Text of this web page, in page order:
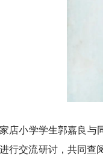
店小学学生郭嘉良与
行交流研讨，共同查